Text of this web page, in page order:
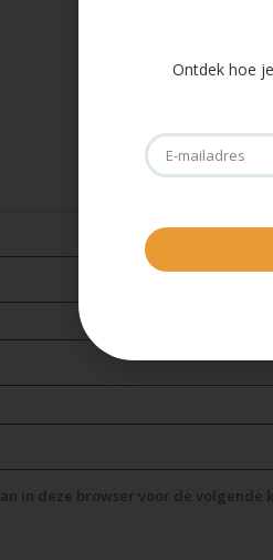
in deze browser voor de volgende
Ontdek hoe